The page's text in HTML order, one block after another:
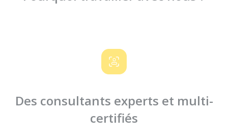
Des consultants experts et multi-
certifiés